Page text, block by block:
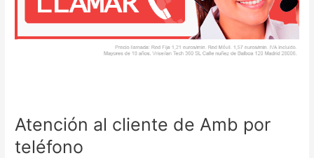
Atención al cliente de Amb por
teléfono